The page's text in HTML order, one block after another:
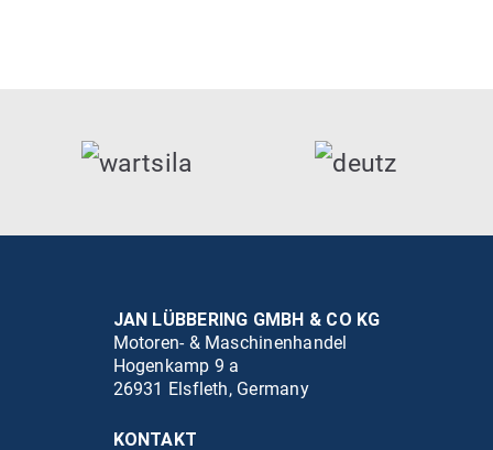
JAN LÜBBERING GMBH & CO KG
Motoren- & Maschinenhandel
Hogenkamp 9 a
26931 Elsfleth, Germany
KONTAKT